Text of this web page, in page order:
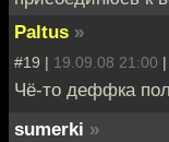
Paltus »
#19 | 19.09.08 21:00 |
Чё-то деффка
sumerki »